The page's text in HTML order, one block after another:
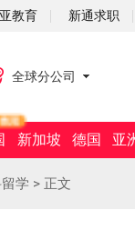
教育 新通求职
全球分公司
新加坡 德国 亚
学 > 正文